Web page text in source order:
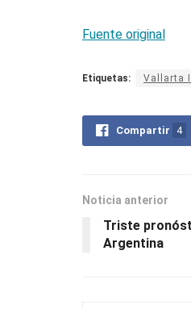
Fuente original
Etiquetas: Vallarta
Compartir 4
Noticia anterior
Triste
Argentina